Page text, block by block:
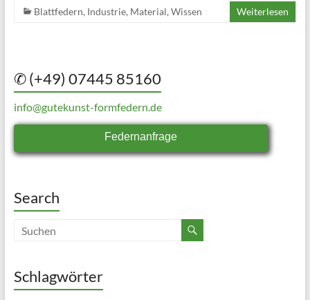
Blattfedern, Industrie, Material, Wissen Weiterlesen
✆ (+49) 07445 85160
info@gutekunst-formfedern.de
Federnanfrage
Search
Schlagwörter